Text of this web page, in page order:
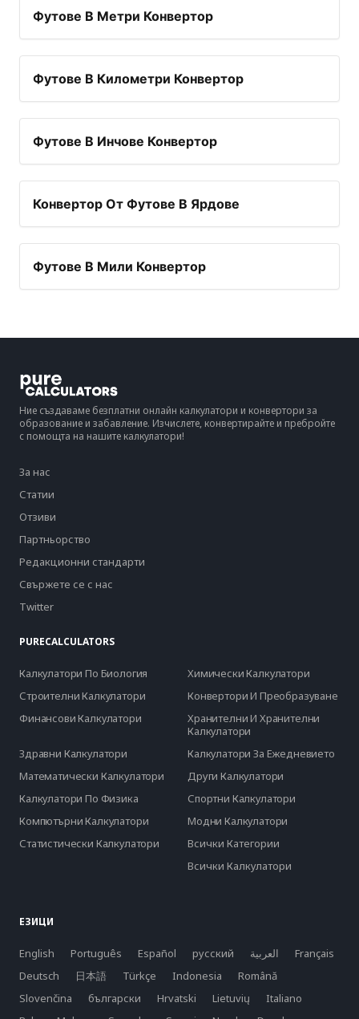
Футове В Метри Конвертор
Футове В Километри Конвертор
Футове В Инчове Конвертор
Конвертор От Футове В Ярдове
Футове В Мили Конвертор
Ние създаваме безплатни онлайн калкулатори и конвертори за
образование и забавление. Изчислете, конвертирайте и пребройте
с помощта на нашите калкулатори!
За нас
Статии
Отзиви
Партньорство
Редакционни стандарти
Свържете се с нас
Twitter
PURECALCULATORS
Калкулатори По Биология
Химически Калкулатори
Строителни Калкулатори
Конвертори И Преобразуване
Финансови Калкулатори
Хранителни И Хранителни
Калкулатори
Здравни Калкулатори
Калкулатори За Ежедневието
Математически Калкулатори
Други Калкулатори
Калкулатори По Физика
Спортни Калкулатори
Компютърни Калкулатори
Модни Калкулатори
Статистически Калкулатори
Всички Категории
Всички Калкулатори
ЕЗИЦИ
English Português Español русский العربية
Français
Deutsch
日本語 Türkçe Indonesia
Română
Slovenčina
български Hrvatski Lietuvių
Italiano